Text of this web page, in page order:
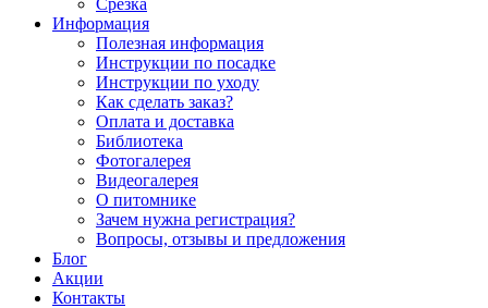
Срезка
Информация
Полезная информация
Инструкции по посадке
Инструкции по уходу
Как сделать заказ?
Оплата и доставка
Библиотека
Фотогалерея
Видеогалерея
О питомнике
Зачем нужна регистрация?
Вопросы, отзывы и предложения
Блог
Акции
Контакты